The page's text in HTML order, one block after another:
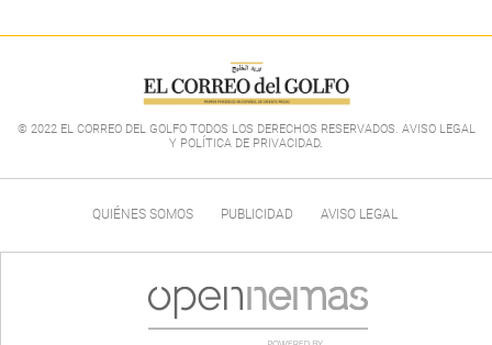
© 2022 EL CORREO DEL GOLFO TODOS LOS DERECHOS RESERVADOS. AVISO LEGAL
Y POLÍTICA DE PRIVACIDAD.
QUIÉNES SOMOS PUBLICIDAD AVISO LEGAL